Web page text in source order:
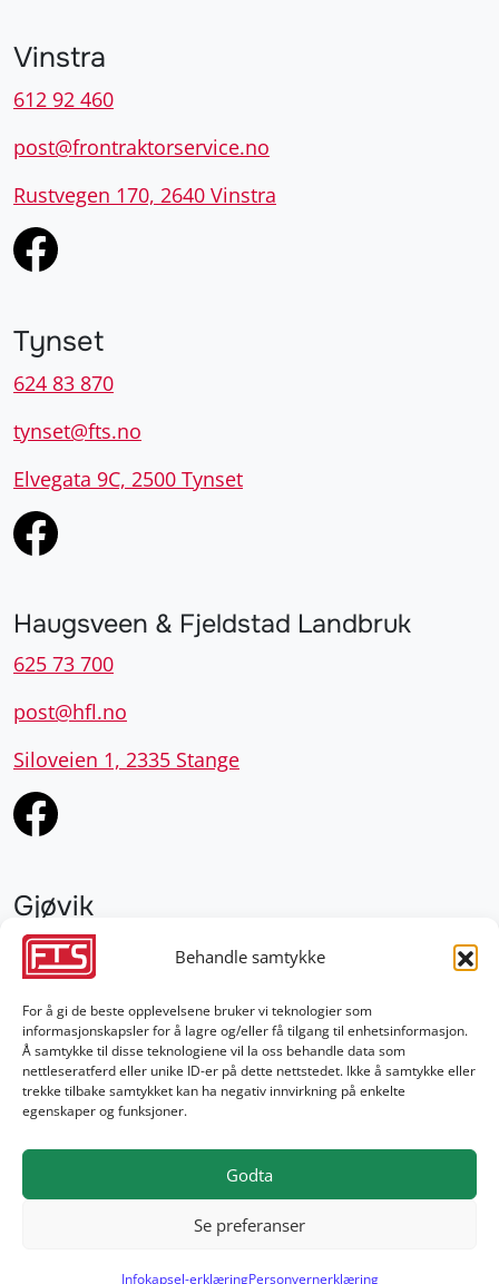
Behandle samtykke
For å gi de beste opplevelsene bruker vi teknologier som
informasjonskapsler for å lagre og/eller få tilgang til enhetsinformasjon.
Å samtykke til disse teknologiene vil la oss behandle data som
nettleseratferd eller unike ID-er på dette nettstedet. Ikke å samtykke eller
trekke tilbake samtykket kan ha negativ innvirkning på enkelte
egenskaper og funksjoner.
Godta
Se preferanser
Infokapsel-erklæringPersonvernerklæring
Vinstra
612 92 460
post@frontraktorservice.no
Rustvegen 170, 2640 Vinstra
Tynset
624 83 870
tynset@fts.no
Elvegata 9C, 2500 Tynset
Haugsveen & Fjeldstad Landbruk
625 73 700
post@hfl.no
Siloveien 1, 2335 Stange
Gjøvik
952 28 000
Damvegen 4, 2827 Hunndalen
© 2026 Fron Traktor Service AS